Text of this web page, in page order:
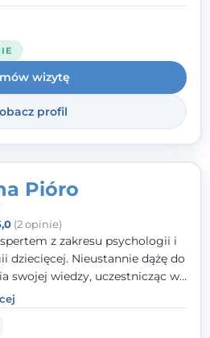
psychoterapia zaburzeń
zaburzeń nerwicowych i
także zagadnienia związane z
i rodziną, w tym problemy w
Nie specjalizuję się w
wizytę
profil
Pióro
(2 opinie)
z zakresu psychologii i
dziecięcej. Nieustannie dążę do
swojej wiedzy, uczestnicząc w
szkoleniach. Pracując z
i młodymi dorosłymi
ważne jest dla mnie poczucie